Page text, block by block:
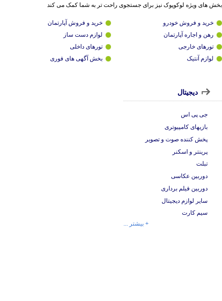
بخش های ویژه لوکوپوک نیز برای جستجوی راحت تر به شما کمک می کند
خرید و فروش خودرو
خرید و فروش آپارتمان
رهن و اجاره آپارتمان
لوازم دست ساز
تورهای خارجی
تورهای داخلی
لوازم آنتیک
بخش آگهی های فوری
دیجیتال
جی پی اس
بازیهای کامپیوتری
پخش کننده صوت و تصویر
پرینتر و اسکنر
تبلت
دوربین عکاسی
دوربین فیلم برداری
سایر لوازم دیجیتال
سیم کارت
+ بیشتر ...